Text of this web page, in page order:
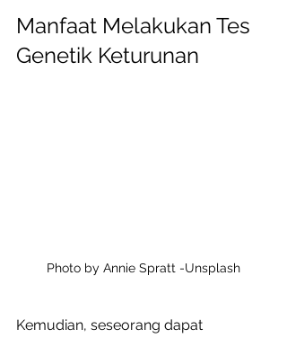
Manfaat Melakukan Tes
Genetik Keturunan
Photo by Annie Spratt -Unsplash
Kemudian, seseorang dapat